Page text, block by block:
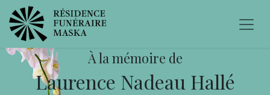
À la mémoire de
Laurence Nadeau Hallé